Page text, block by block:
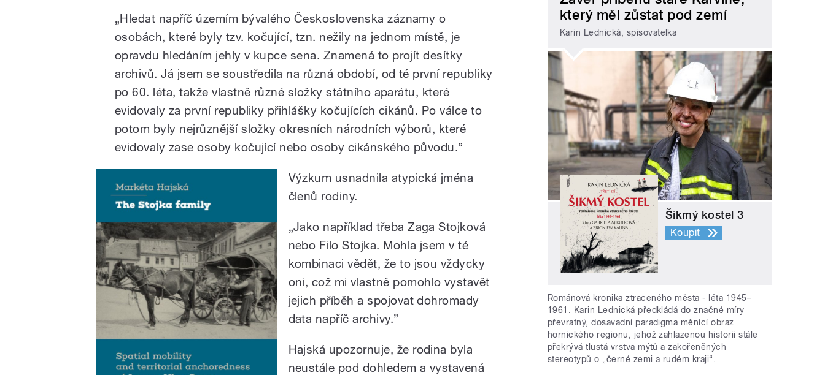
„Hledat napříč územím bývalého Československa záznamy o
osobách, které byly tzv. kočující, tzn. nežily na jednom místě, je
opravdu hledáním jehly v kupce sena. Znamená to projít desítky
archivů. Já jsem se soustředila na různá období, od té první republiky
po 60. léta, takže vlastně různé složky státního aparátu, které
evidovaly za první republiky přihlášky kočujících cikánů. Po válce to
potom byly nejrůznější složky okresních národních výborů, které
evidovaly zase osoby kočující nebo osoby cikánského původu.”
Výzkum usnadnila atypická jména
členů rodiny.
„Jako například třeba Zaga Stojková
nebo Filo Stojka. Mohla jsem v té
kombinaci vědět, že to jsou vždycky
oni, což mi vlastně pomohlo vystavět
jejich příběh a spojovat dohromady
data napříč archivy.”
Hajská upozornuje, že rodina byla
neustále pod dohledem a vystavená
který měl zůstat pod zemí
Karin Lednická, spisovatelka
Šikmý kostel 3
Koupit
Románová kronika ztraceného města - léta 1945–
1961. Karin Lednická předkládá do značné míry
převratný, dosavadní paradigma měnící obraz
hornického regionu, jehož zahlazenou historii stále
překrývá tlustá vrstva mýtů a zakořeněných
stereotypů o „černé zemi a rudém kraji“.